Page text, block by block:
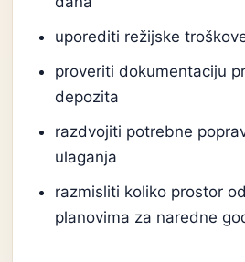
uporediti režijske
proveriti dokumentaciju
depozita
razdvojiti potrebne
ulaganja
razmisliti koliko prostor
planovima za naredne